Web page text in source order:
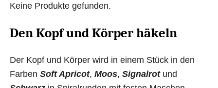
Keine Produkte gefunden.
Den Kopf und Körper häkeln
Der Kopf und Körper wird in einem Stück in den
Farben Soft Apricot, Moos, Signalrotund